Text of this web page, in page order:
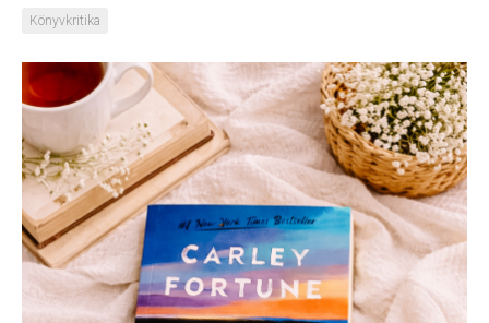
Könyvkritika